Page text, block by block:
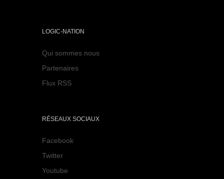
LOGIC-NATION
Qui sommes nous
Partenaires
Flux RSS
RÉSEAUX SOCIAUX
Facebook
Twitter
Youtube